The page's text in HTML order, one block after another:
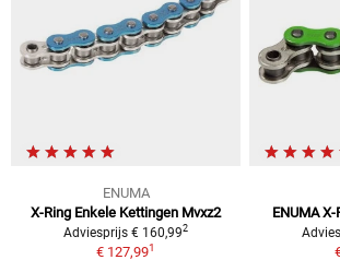
ENUMA
X-Ring Enkele Kettingen Mvxz2
Adviesprijs € 160,992
€ 127,991
ENUMA X-